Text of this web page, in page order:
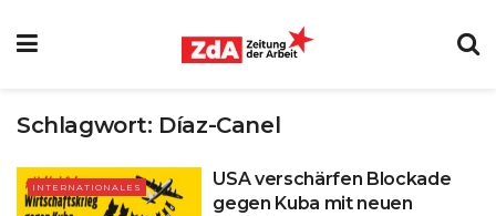
Schlagwort: Díaz-Canel
INTERNATIONALES
USA verschärfen Blockade
gegen Kuba mit neuen